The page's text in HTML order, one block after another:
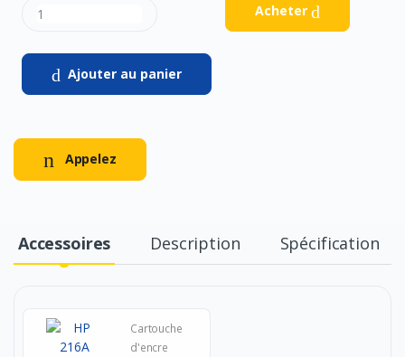
Ajouter au panier
Acheter
Appelez
Accessoires Description Spécification
Cartouche
d'encre